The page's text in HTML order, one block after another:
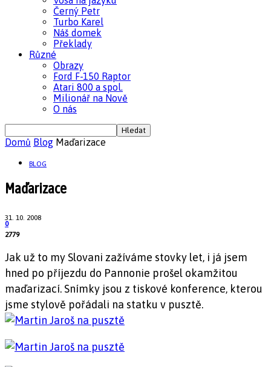
Černý Petr
Turbo Karel
Náš domek
Překlady
Různé
Obrazy
Ford F-150 Raptor
Atari 800 a spol.
Milionář na Nově
O nás
Domů Blog Maďarizace
BLOG
Maďarizace
31. 10. 2008
0
2779
Jak už to my Slovani zažíváme stovky let, i já jsem
hned po příjezdu do Pannonie prošel okamžitou
maďarizací. Snímky jsou z tiskové konference, kterou
jsme stylově pořádali na statku v pusztě.